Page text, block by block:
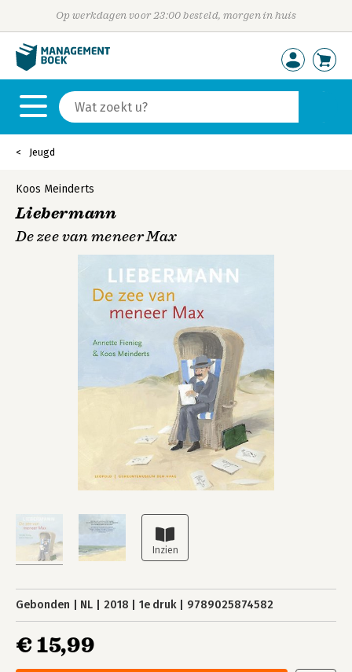
Op werkdagen voor 23:00 besteld, morgen in huis
Jeugd
Koos Meinderts
Liebermann
De zee van meneer Max
Gebonden NL 2018 1e druk 9789025874582
€ 15,99